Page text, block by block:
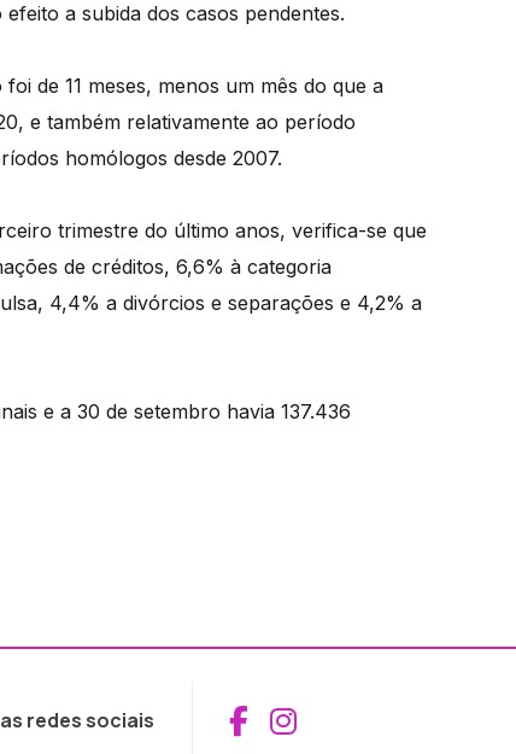
a subida dos casos pendentes.
de 11 meses, menos um mês do que a
e também relativamente ao período
homólogos desde 2007.
trimestre do último anos, verifica-se que
de créditos, 6,6% à categoria
4,4% a divórcios e separações e 4,2% a
e a 30 de setembro havia 137.436
redes sociais Aceder ao
Aceder ao